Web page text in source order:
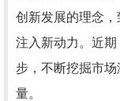
创新发展的理念
注入新动力。近
步，不断挖掘市
量。